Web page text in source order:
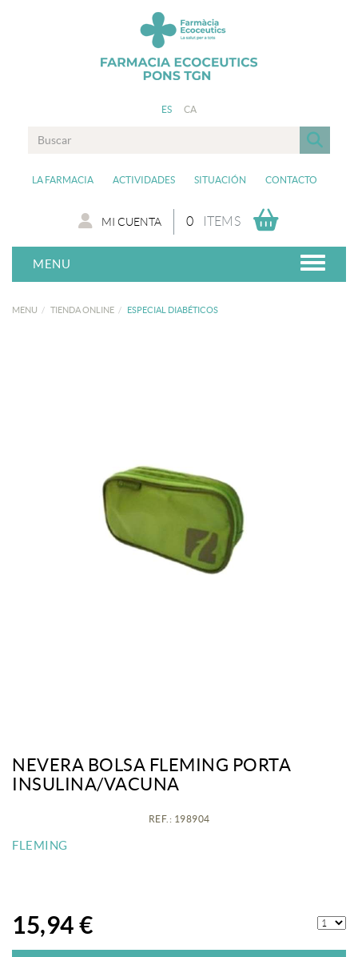
ES CA
LA FARMACIA ACTIVIDADES SITUACIÓN CONTACTO
0 ITEMS
MI CUENTA
MENU
MENU TIENDA ONLINE ESPECIAL DIABÉTICOS
NEVERA BOLSA FLEMING PORTA
INSULINA/VACUNA
REF.: 198904
FLEMING
15,94 €